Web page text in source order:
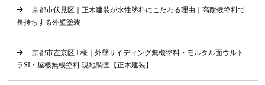
京都市伏見区｜正木建装が水性塗料にこだわる理由｜高耐候塗料で
長持ちする外壁塗装
京都市左京区 I 様｜外壁サイディング無機塗料・モルタル面ウルト
ラSI・屋根無機塗料 現地調査【正木建装】